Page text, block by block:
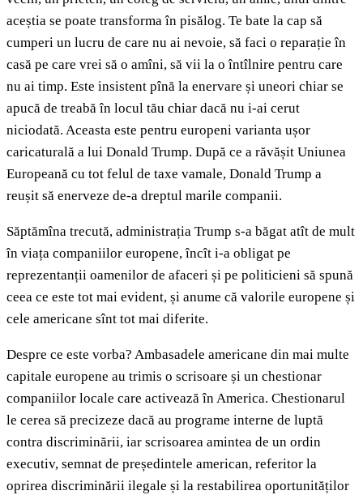
aceștia se poate transforma în pisălog. Te bate la cap să
cumperi un lucru de care nu ai nevoie, să faci o reparație în
casă pe care vrei să o amîni, să vii la o întîlnire pentru care
nu ai timp. Este insistent pînă la enervare și uneori chiar se
apucă de treabă în locul tău chiar dacă nu i-ai cerut
niciodată. Aceasta este pentru europeni varianta ușor
caricaturală a lui Donald Trump. După ce a răvășit Uniunea
Europeană cu tot felul de taxe vamale, Donald Trump a
reușit să enerveze de-a dreptul marile companii.
Săptămîna trecută, administrația Trump s-a băgat atît de mult
în viața companiilor europene, încît i-a obligat pe
reprezentanții oamenilor de afaceri și pe politicieni să spună
ceea ce este tot mai evident, și anume că valorile europene și
cele americane sînt tot mai diferite.
Despre ce este vorba? Ambasadele americane din mai multe
capitale europene au trimis o scrisoare și un chestionar
companiilor locale care activează în America. Chestionarul
le cerea să precizeze dacă au programe interne de luptă
contra discriminării, iar scrisoarea amintea de un ordin
executiv, semnat de președintele american, referitor la
oprirea discriminării ilegale și la restabilirea oportunităților